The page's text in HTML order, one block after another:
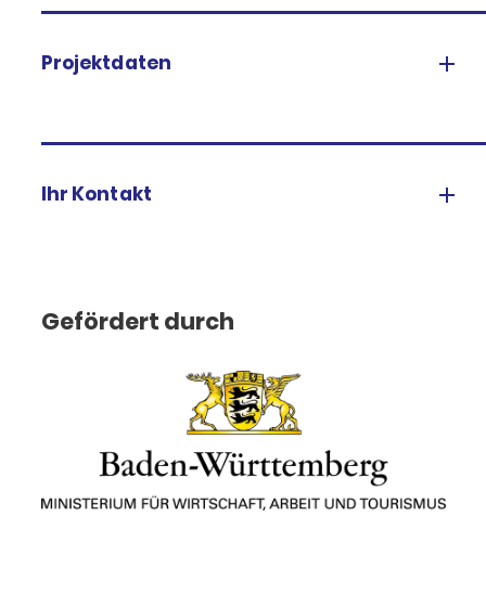
Projektdaten
Ihr Kontakt
Gefördert durch